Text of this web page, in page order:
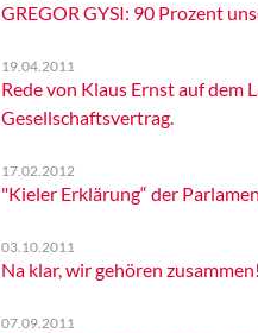
GREGOR GYSI: 90 Prozent
19.04.2011
Rede von Klaus Ernst auf dem
Gesellschaftsvertrag.
17.02.2012
"Kieler Erklärung“ der
03.10.2011
Na klar, wir gehören zusammen!
07.09.2011